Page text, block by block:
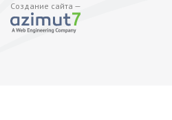
Создание сайта —